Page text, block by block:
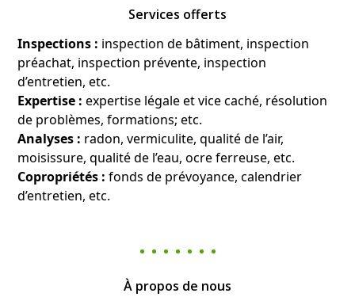
Services offerts
Inspections : inspection de bâtiment, inspection
préachat, inspection prévente, inspection
d’entretien, etc.
Expertise :expertise légale et vice caché, résolution
de problèmes, formations; etc.
Analyses : radon, vermiculite, qualité de l’air,
moisissure, qualité de l’eau, ocre ferreuse, etc.
Copropriétés : fonds de prévoyance, calendrier
d’entretien, etc.
À propos de nous